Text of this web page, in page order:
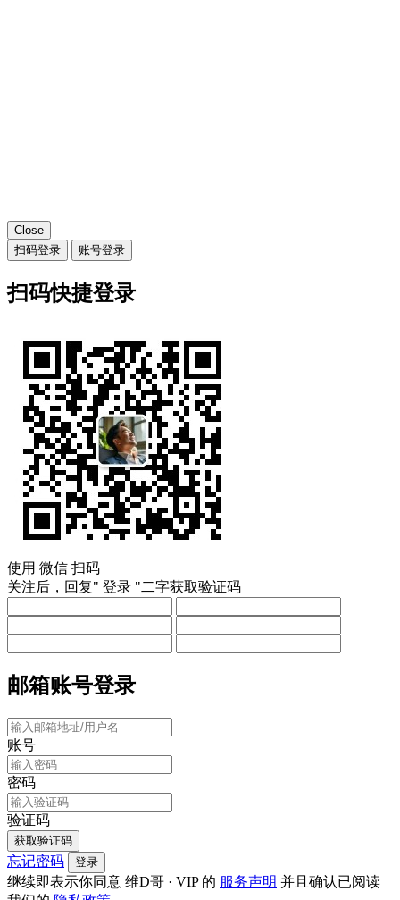
Close
扫码登录
账号登录
扫码快捷登录
使用 微信 扫码
关注后，回复" 登录 "二字获取验证码
邮箱账号登录
账号
密码
验证码
获取验证码
忘记密码 登录
继续即表示你同意 维D哥 · VIP 的 服务声明 并且确认已阅读